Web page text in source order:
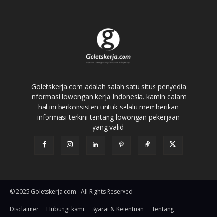
Goletskerja.com adalah salah satu situs penyedia
informasi lowongan kerja Indonesia. kamin dalam
hal ini berkonsisten untuk selalu memberikan
informasi terkini tentang lowongan pekerjaan
yang valid.
© 2025 Goletskerja.com - All Rights Reserved
Disclaimer Hubungi kami Syarat & Ketentuan Tentang